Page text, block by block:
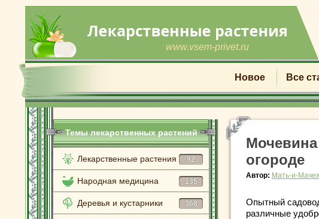
www.vsem-privet.ru
Новое Все
Темы лекарственных растений
Лекарственные растения 92
Народная медицина 135
Деревья и кустарники 368
огороде
Автор: Мать-и-
Опытный
различные